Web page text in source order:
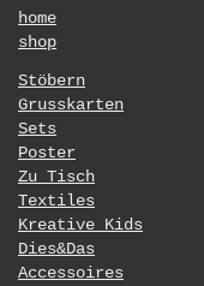
home
shop
Stöbern
Grusskarten
Sets
Poster
Zu Tisch
Textiles
Kreative Kids
Dies&Das
Accessoires